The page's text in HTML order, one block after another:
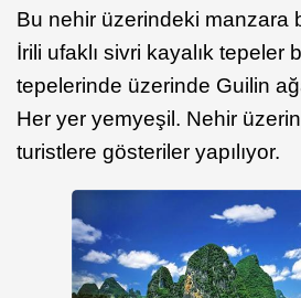
Bu nehir üzerindeki manzara
İrili ufaklı sivri kayalık tepeler
tepelerinde üzerinde Guilin
Her yer yemyeşil. Nehir
turistlere gösteriler yapılıyor.